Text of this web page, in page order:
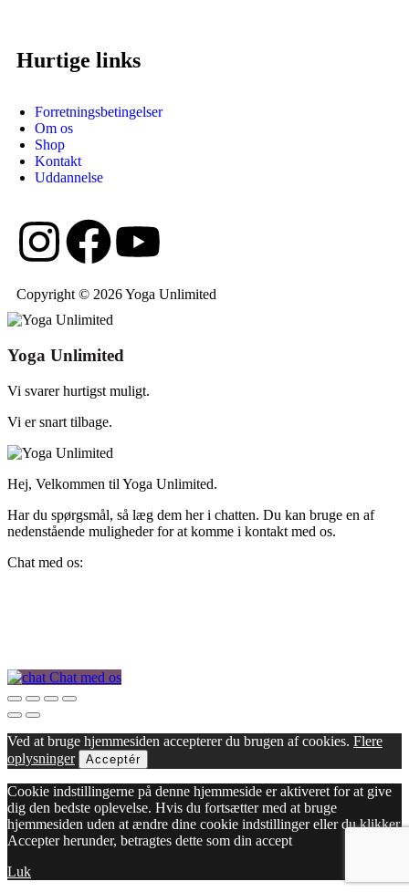
Hurtige links
Forretningsbetingelser
Om os
Shop
Kontakt
Uddannelse
Copyright © 2026 Yoga Unlimited
Yoga Unlimited
Vi svarer hurtigst muligt.
Vi er snart tilbage.
Hej, Velkommen til Yoga Unlimited.
Har du spørgsmål, så læg dem her i chatten. Du kan bruge en af
nedenstående muligheder for at komme i kontakt med os.
Chat med os:
Chat med os
Ved at bruge hjemmesiden accepterer du brugen af cookies. Flere
oplysninger
Acceptér
Cookie indstillingerne på denne hjemmeside er aktiveret for at give
dig den bedste oplevelse. Hvis du fortsætter med at bruge
hjemmesiden uden at ændre dine cookie indstillinger eller du klikker
Accepter herunder, betragtes dette som din accept
Luk